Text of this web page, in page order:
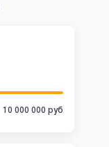
10 000 000 руб